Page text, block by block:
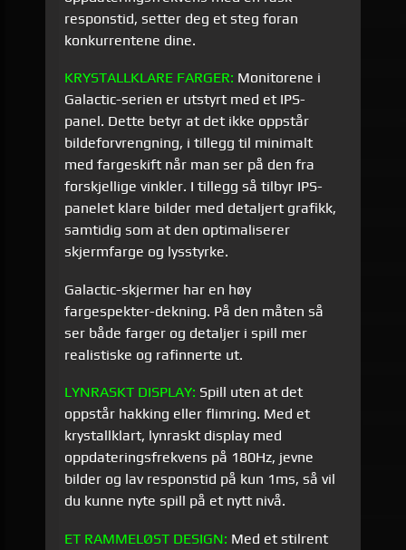
responstid, setter deg et steg foran
konkurrentene dine.
KRYSTALLKLARE FARGER: Monitorene i
Galactic-serien er utstyrt med et IPS-
panel. Dette betyr at det ikke oppstår
bildeforvrengning, i tillegg til minimalt
med fargeskift når man ser på den fra
forskjellige vinkler. I tillegg så tilbyr IPS-
panelet klare bilder med detaljert grafikk,
samtidig som at den optimaliserer
skjermfarge og lysstyrke.
Galactic-skjermer har en høy
fargespekter-dekning. På den måten så
ser både farger og detaljer i spill mer
realistiske og rafinnerte ut.
LYNRASKT DISPLAY: Spill uten at det
oppstår hakking eller flimring. Med et
krystallklart, lynraskt display med
oppdateringsfrekvens på 180Hz, jevne
bilder og lav responstid på kun 1ms, så vil
du kunne nyte spill på et nytt nivå.
ET RAMMELØST DESIGN: Med et stilrent